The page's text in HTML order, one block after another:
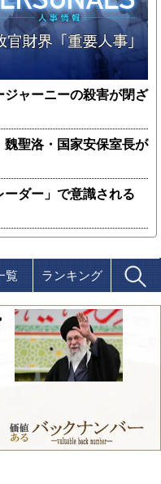
ャーニーの殺害が閉ざ
聖洛・国家安保室長が
ダー」で意識される
覧 ランキング